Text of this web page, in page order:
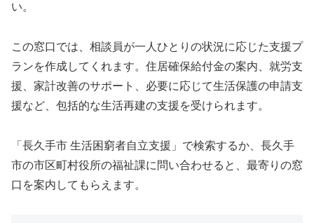
い。
この窓口では、相談員が一人ひとりの状況に応じた支援プ
ランを作成してくれます。住居確保給付金の案内、就労支
援、家計改善のサポート、必要に応じて生活保護の申請支
援など、包括的な生活再建の支援を受けられます。
「長久手市 生活困窮者自立支援」で検索するか、長久手
市の市区町村役所の福祉課に問い合わせると、最寄りの窓
口を案内してもらえます。